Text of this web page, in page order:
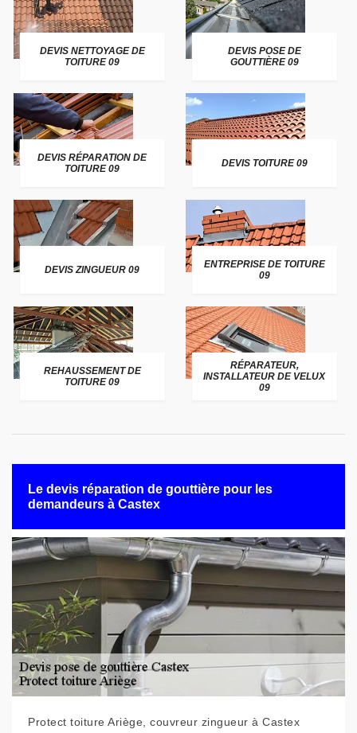
DEVIS NETTOYAGE DE
TOITURE 09
DEVIS POSE DE
GOUTTIÈRE 09
DEVIS RÉPARATION DE
TOITURE 09
DEVIS TOITURE 09
DEVIS ZINGUEUR 09
ENTREPRISE DE TOITURE
09
REHAUSSEMENT DE
TOITURE 09
RÉPARATEUR,
INSTALLATEUR DE VELUX
09
Le devis réparation de gouttière pour les
demandeurs à Castex
Protect toiture Ariège, couvreur zingueur à Castex